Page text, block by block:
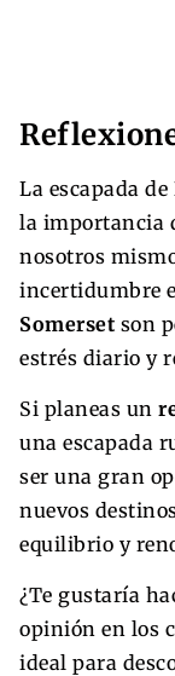
La escapada de
la importancia
nosotros
incertidumbre
Somerset son
estrés diario y
Si planeas un
una escapada
ser una gran
nuevos
equilibrio y
¿Te gustaría
opinión en los
ideal para